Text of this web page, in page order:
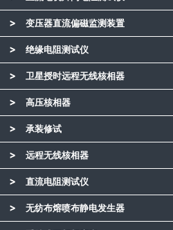
变压器直流偏磁监测装置
绝缘电阻测试仪
卫星授时远程无线核相器
高压核相器
承装修试
远程无线核相器
直流电阻测试仪
无纺布熔喷布静电发生器